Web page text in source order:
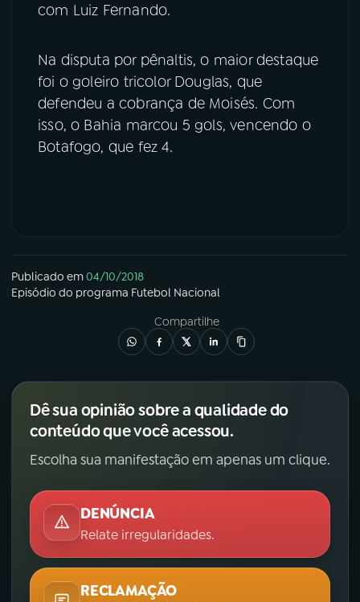
com Luiz Fernando.
Na disputa por pênaltis, o maior destaque
foi o goleiro tricolor Douglas, que
defendeu a cobrança de Moisés. Com
isso, o Bahia marcou 5 gols, vencendo o
Botafogo, que fez 4.
Publicado em04/10/2018
Episódio do programa Futebol Nacional
Compartilhe
Dê sua opinião sobre a qualidade do
conteúdo que você acessou.
Escolha sua manifestação em apenas um clique.
DENÚNCIA
Relate irregularidades.
RECLAMAÇÃO